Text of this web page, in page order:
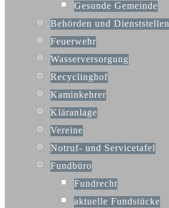
Gesunde Gemeinde
Behörden und Dienststellen
Feuerwehr
Wasserversorgung
Recyclinghof
Kaminkehrer
Kläranlage
Vereine
Notruf- und Servicetafel
Fundbüro
Fundrecht
aktuelle Fundstücke